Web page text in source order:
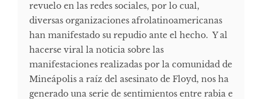
revuelo en las redes sociales, por lo cual,
diversas organizaciones afrolatinoamericanas
han manifestado su repudio ante el hecho. Y al
hacerse viral la noticia sobre las
manifestaciones realizadas por la comunidad de
Mineápolis a raíz del asesinato de Floyd, nos ha
generado una serie de sentimientos entre rabia e